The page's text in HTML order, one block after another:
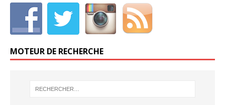
MOTEUR DE RECHERCHE